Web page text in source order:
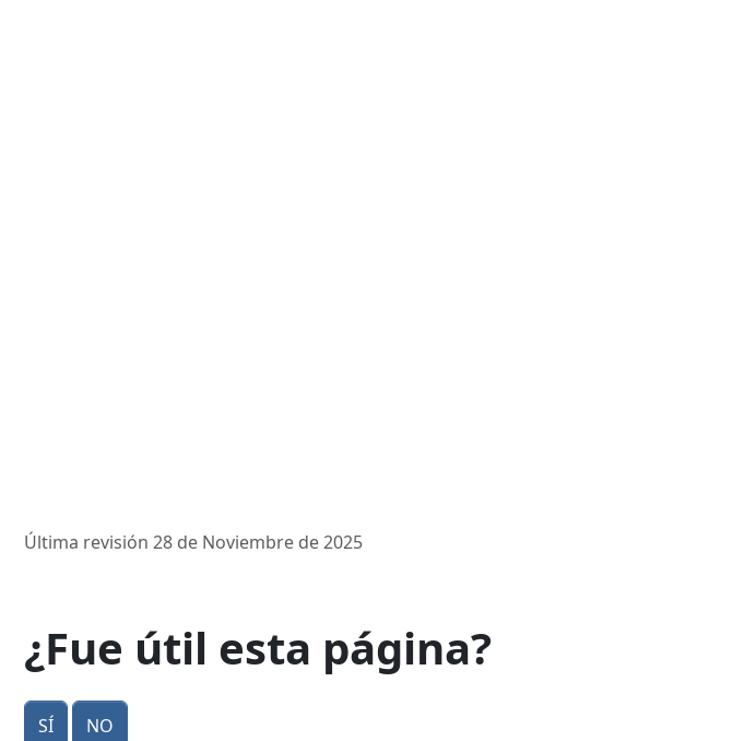
Última revisión 28 de Noviembre de 2025
¿Fue útil esta página?
Sí No